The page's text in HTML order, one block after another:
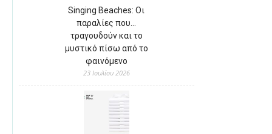
Singing Beaches: Οι
παραλίες που…
τραγουδούν και το
μυστικό πίσω από το
φαινόμενο
23 Ιουλίου 2026